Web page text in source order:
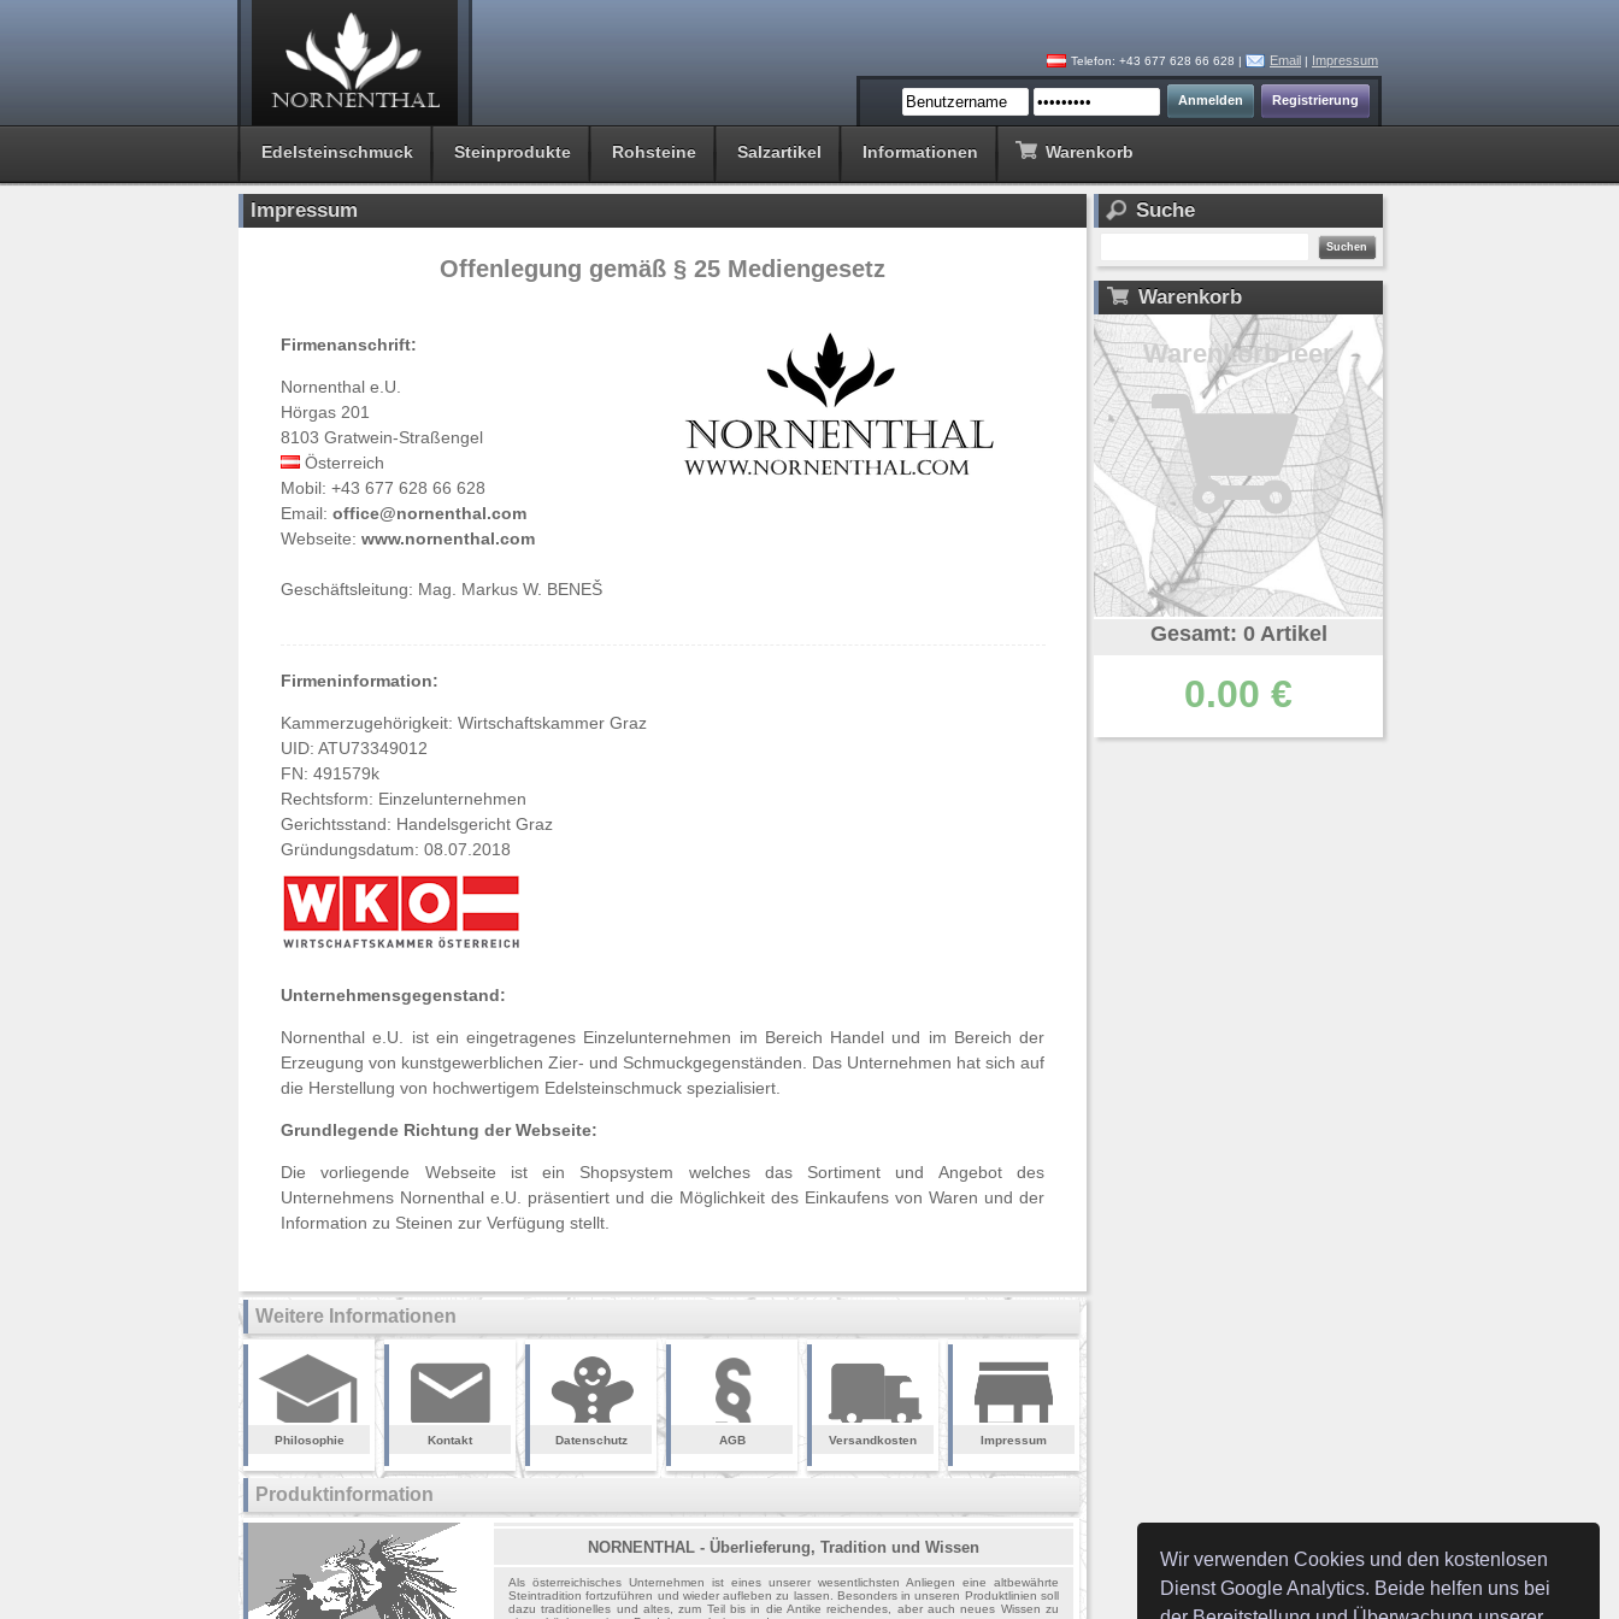
Wir verwenden Cookies und den kostenlosen
Dienst Google Analytics. Beide helfen uns bei
Telefon: +43 677 628 66 628 | Email | Impressum
Edelsteinschmuck Steinprodukte Rohsteine Salzartikel Informationen Warenkorb
Impressum
Offenlegung gemäß § 25 Mediengesetz
Firmenanschrift:
Nornenthal e.U.
Hörgas 201
8103 Gratwein-Straßengel
Österreich
Mobil: +43 677 628 66 628
Email: office@nornenthal.com
Webseite: www.nornenthal.com
Geschäftsleitung: Mag. Markus W. BENEŠ
Firmeninformation:
Kammerzugehörigkeit: Wirtschaftskammer Graz
UID: ATU73349012
FN: 491579k
Rechtsform: Einzelunternehmen
Gerichtsstand: Handelsgericht Graz
Gründungsdatum: 08.07.2018
Unternehmensgegenstand:
Nornenthal e.U. ist ein eingetragenes Einzelunternehmen im Bereich Handel und im Bereich der
Erzeugung von kunstgewerblichen Zier- und Schmuckgegenständen. Das Unternehmen hat sich auf
die Herstellung von hochwertigem Edelsteinschmuck spezialisiert.
Grundlegende Richtung der Webseite:
Die vorliegende Webseite ist ein Shopsystem welches das Sortiment und Angebot des
Unternehmens Nornenthal e.U. präsentiert und die Möglichkeit des Einkaufens von Waren und der
Information zu Steinen zur Verfügung stellt.
Weitere Informationen
Philosophie Kontakt Datenschutz AGB Versandkosten Impressum
Produktinformation
NORNENTHAL - Überlieferung, Tradition und Wissen
Als österreichisches Unternehmen ist eines unserer wesentlichsten Anliegen eine altbewährte
Steintradition fortzuführen und wieder aufleben zu lassen. Besonders in unseren Produktlinien soll
dazu traditionelles und altes, zum Teil bis in die Antike reichendes, aber auch neues Wissen zu
Suche
Warenkorb
Warenkorb leer
Gesamt: 0 Artikel
0.00 €